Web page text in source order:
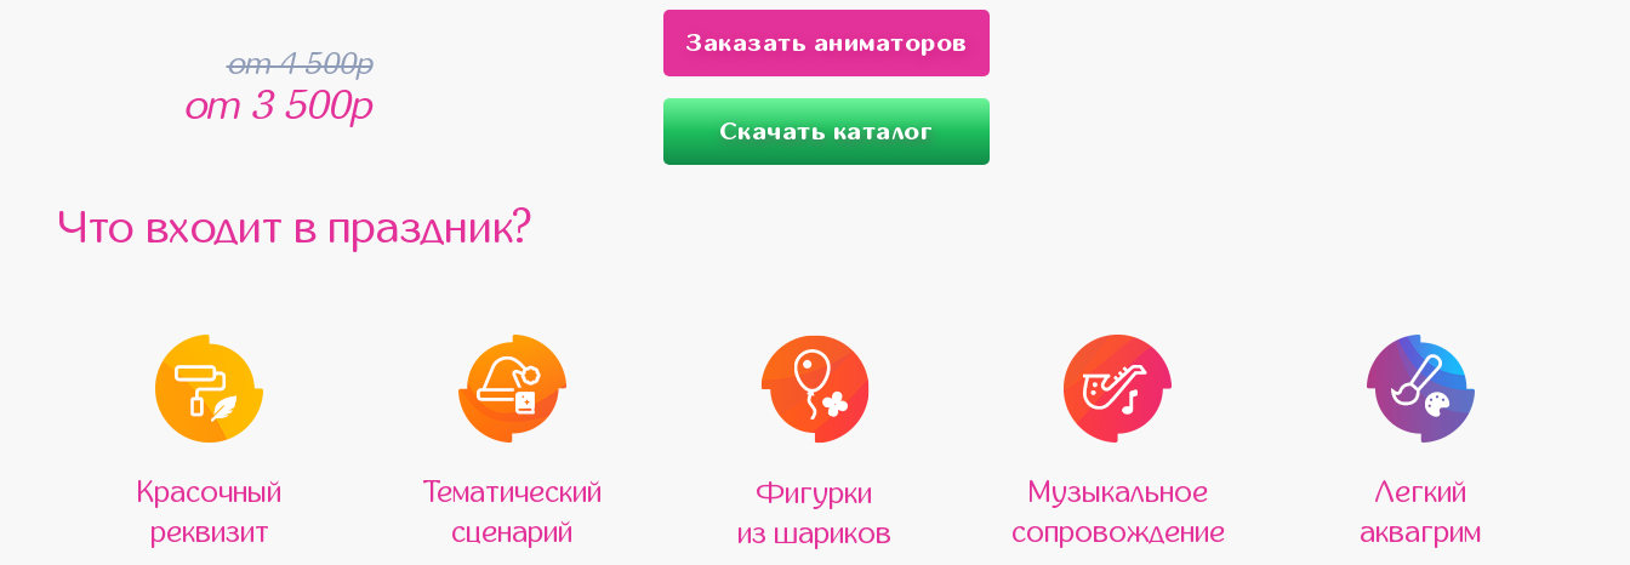
от 4 500р
от 3 500р
Заказать аниматоров
Скачать каталог
Что входит в праздник?
Красочный
реквизит
Тематический
сценарий
Фигурки
из шариков
Музыкальное
сопровождение
Легкий
аквагрим